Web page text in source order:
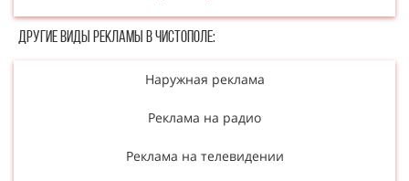
Другие в​​​​иды рекламы в Чистополе:
Наружная реклама
Реклама на радио
Реклама на телевидении